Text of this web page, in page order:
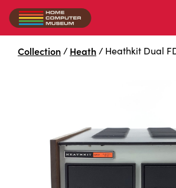
Collection / Heath / Heathkit Dual
Heathkit H17